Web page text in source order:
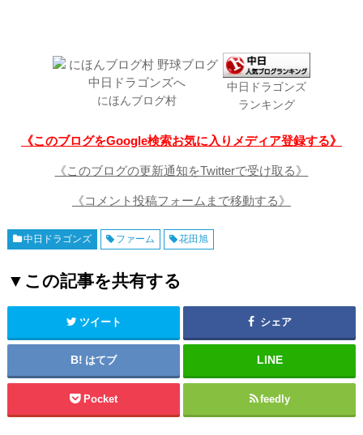
にほんブログ村
中日ドラゴンズ
ランキング
《このブログをGoogle検索お気に入りメディア登録する》
《このブログの更新通知をTwitterで受け取る》
《コメント投稿フォームまで移動する》
中日ドラゴンズ ファーム 花田旭
▼この記事を共有する
ツイート シェア
はてブ
Pocket feedly